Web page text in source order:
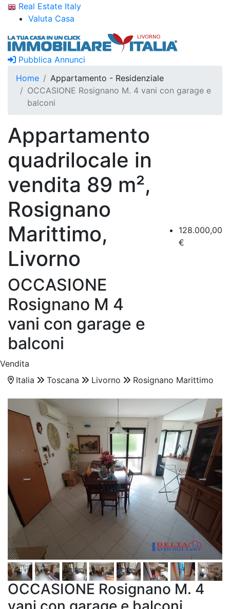
Real Estate Italy
Valuta Casa
Pubblica Annunci
Home
Appartamento - Residenziale
OCCASIONE Rosignano M. 4 vani con garage e
balconi
Appartamento
quadrilocale in
vendita 89 m²,
Rosignano
Marittimo,
Livorno
OCCASIONE
Rosignano M 4
vani con garage e
balconi
128.000,00
€
Vendita
Italia
Toscana Livorno Rosignano Marittimo
OCCASIONE Rosignano M. 4